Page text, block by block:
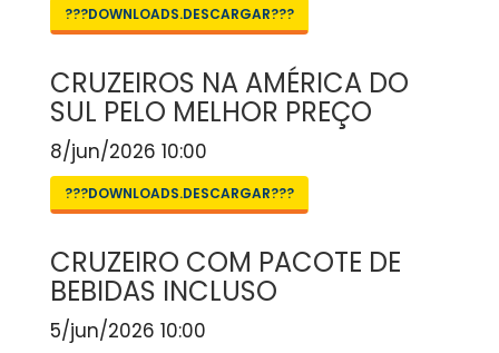
???DOWNLOADS.DESCARGAR???
CRUZEIROS NA AMÉRICA DO
SUL PELO MELHOR PREÇO
8/jun/2026 10:00
???DOWNLOADS.DESCARGAR???
CRUZEIRO COM PACOTE DE
BEBIDAS INCLUSO
5/jun/2026 10:00